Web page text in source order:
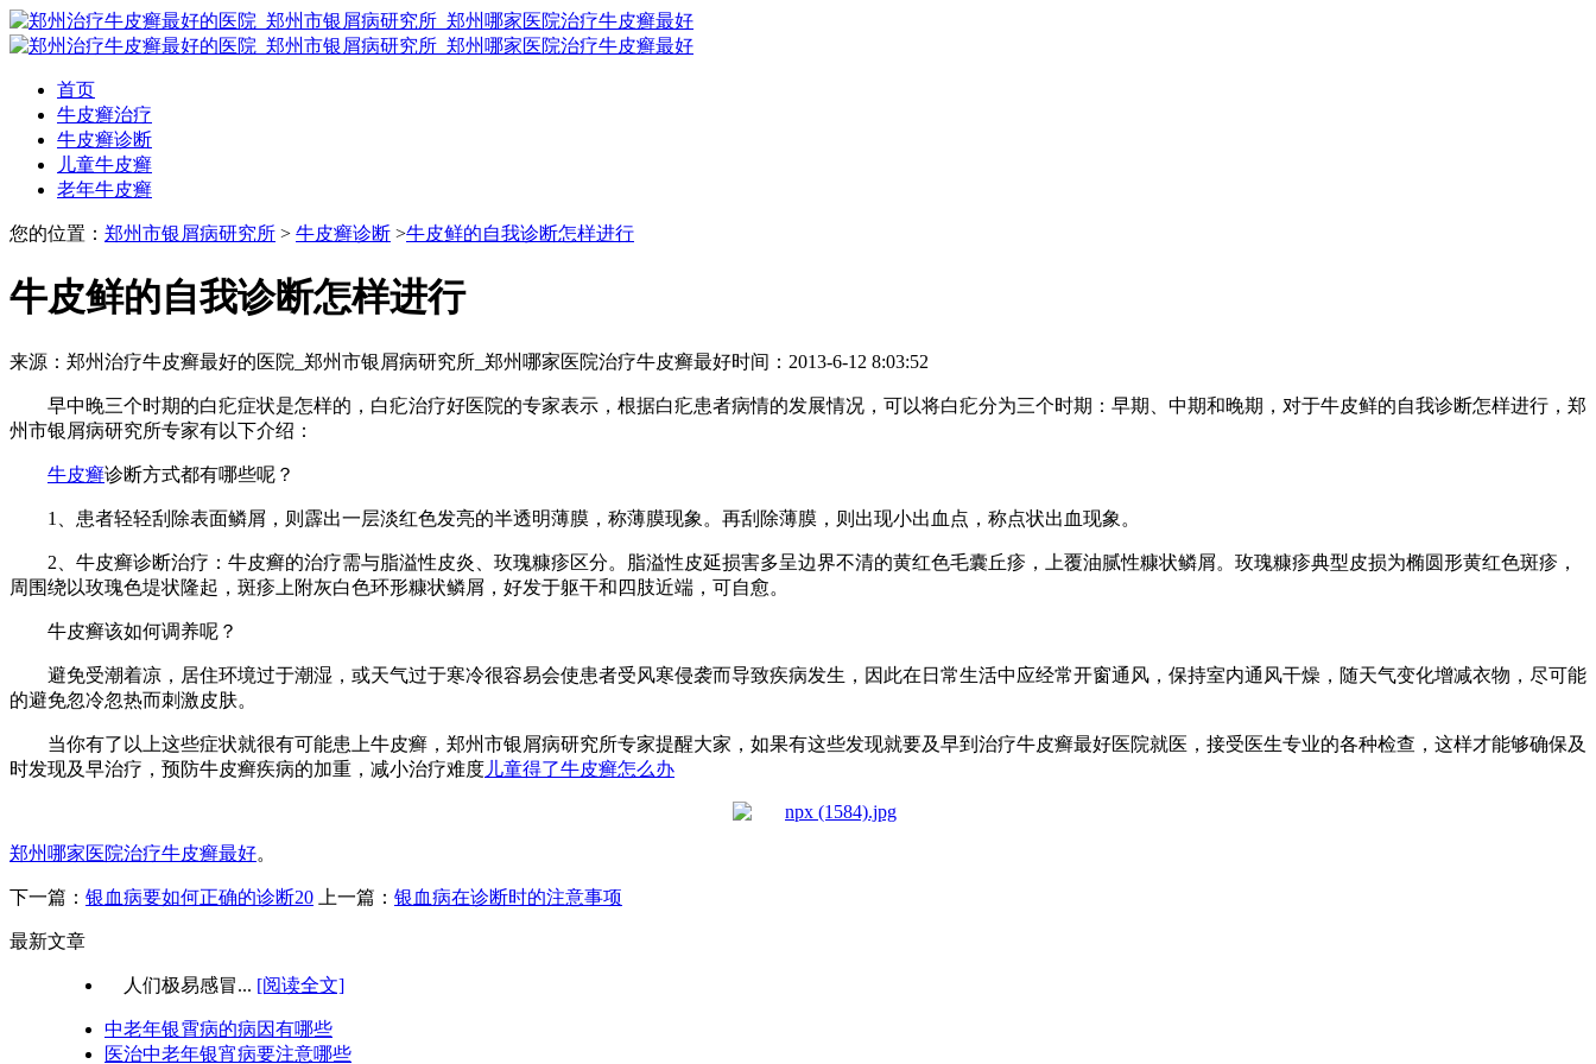
首页
牛皮癣治疗
牛皮癣诊断
儿童牛皮癣
老年牛皮癣
您的位置： 郑州市银屑病研究所 > 牛皮癣诊断 >牛皮鲜的自我诊断怎样进行
牛皮鲜的自我诊断怎样进行
来源：郑州治疗牛皮癣最好的医院_郑州市银屑病研究所_郑州哪家医院治疗牛皮癣最好时间：2013-6-12 8:03:52
早中晚三个时期的白疕症状是怎样的，白疕治疗好医院的专家表示，根据白疕患者病情的发展情况，可以将白疕分为三个时期：早期、中期和晚期，对于牛皮鲜的自我诊断怎样进行，郑
州市银屑病研究所专家有以下介绍：
牛皮癣诊断方式都有哪些呢？
1、患者轻轻刮除表面鳞屑，则霹出一层淡红色发亮的半透明薄膜，称薄膜现象。再刮除薄膜，则出现小出血点，称点状出血现象。
2、牛皮癣诊断治疗：牛皮癣的治疗需与脂溢性皮炎、玫瑰糠疹区分。脂溢性皮延损害多呈边界不清的黄红色毛囊丘疹，上覆油腻性糠状鳞屑。玫瑰糠疹典型皮损为椭圆形黄红色斑疹，
周围绕以玫瑰色堤状隆起，斑疹上附灰白色环形糠状鳞屑，好发于躯干和四肢近端，可自愈。
牛皮癣该如何调养呢？
避免受潮着凉，居住环境过于潮湿，或天气过于寒冷很容易会使患者受风寒侵袭而导致疾病发生，因此在日常生活中应经常开窗通风，保持室内通风干燥，随天气变化增减衣物，尽可能
的避免忽冷忽热而刺激皮肤。
当你有了以上这些症状就很有可能患上牛皮癣，郑州市银屑病研究所专家提醒大家，如果有这些发现就要及早到治疗牛皮癣最好医院就医，接受医生专业的各种检查，这样才能够确保及
时发现及早治疗，预防牛皮癣疾病的加重，减小治疗难度 儿童得了牛皮癣怎么办
郑州哪家医院治疗牛皮癣最好。
下一篇： 银血病要如何正确的诊断20 上一篇： 银血病在诊断时的注意事项
最新文章
人们极易感冒... [阅读全文]
中老年银霄病的病因有哪些
医治中老年银宵病要注意哪些